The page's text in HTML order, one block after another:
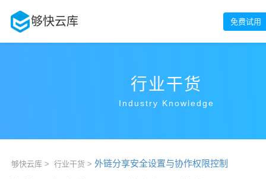
够快云库 免费试用
行业干货
Industry Knowledge
够快云库 > 行业干货 > 外链分享安全设置与协作权限控制